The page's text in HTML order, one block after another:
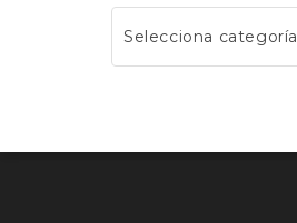
Selecciona categoría